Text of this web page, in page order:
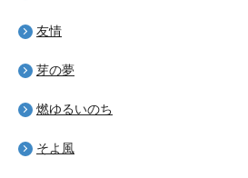
友情
芽の夢
燃ゆるいのち
そよ風